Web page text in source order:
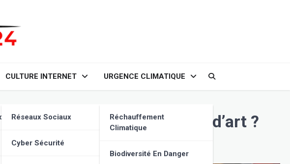
CULTURE INTERNET
Réseaux Sociaux
Cyber Sécurité
URGENCE CLIMATIQUE
Réchauffement
Climatique
Biodiversité En Danger
une véritable forme d’art ?